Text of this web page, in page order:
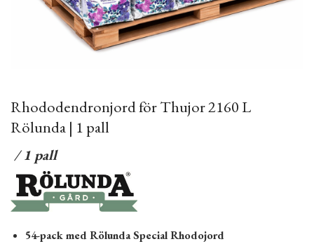
Rhododendronjord för Thujor 2160 L
Rölunda | 1 pall
/ 1 pall
54-pack med Rölunda Special Rhodojord